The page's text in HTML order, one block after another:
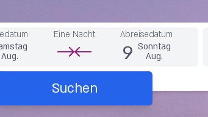
Aug.
Eine Nacht Abreisedatum
9 Sonntag
Aug.
Suchen